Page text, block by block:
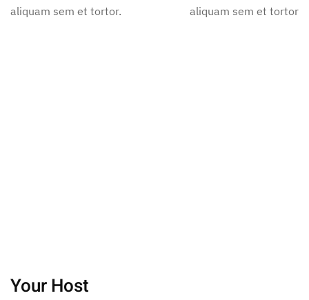
aliquam sem et tortor.
aliquam sem et tortor.
Your Host